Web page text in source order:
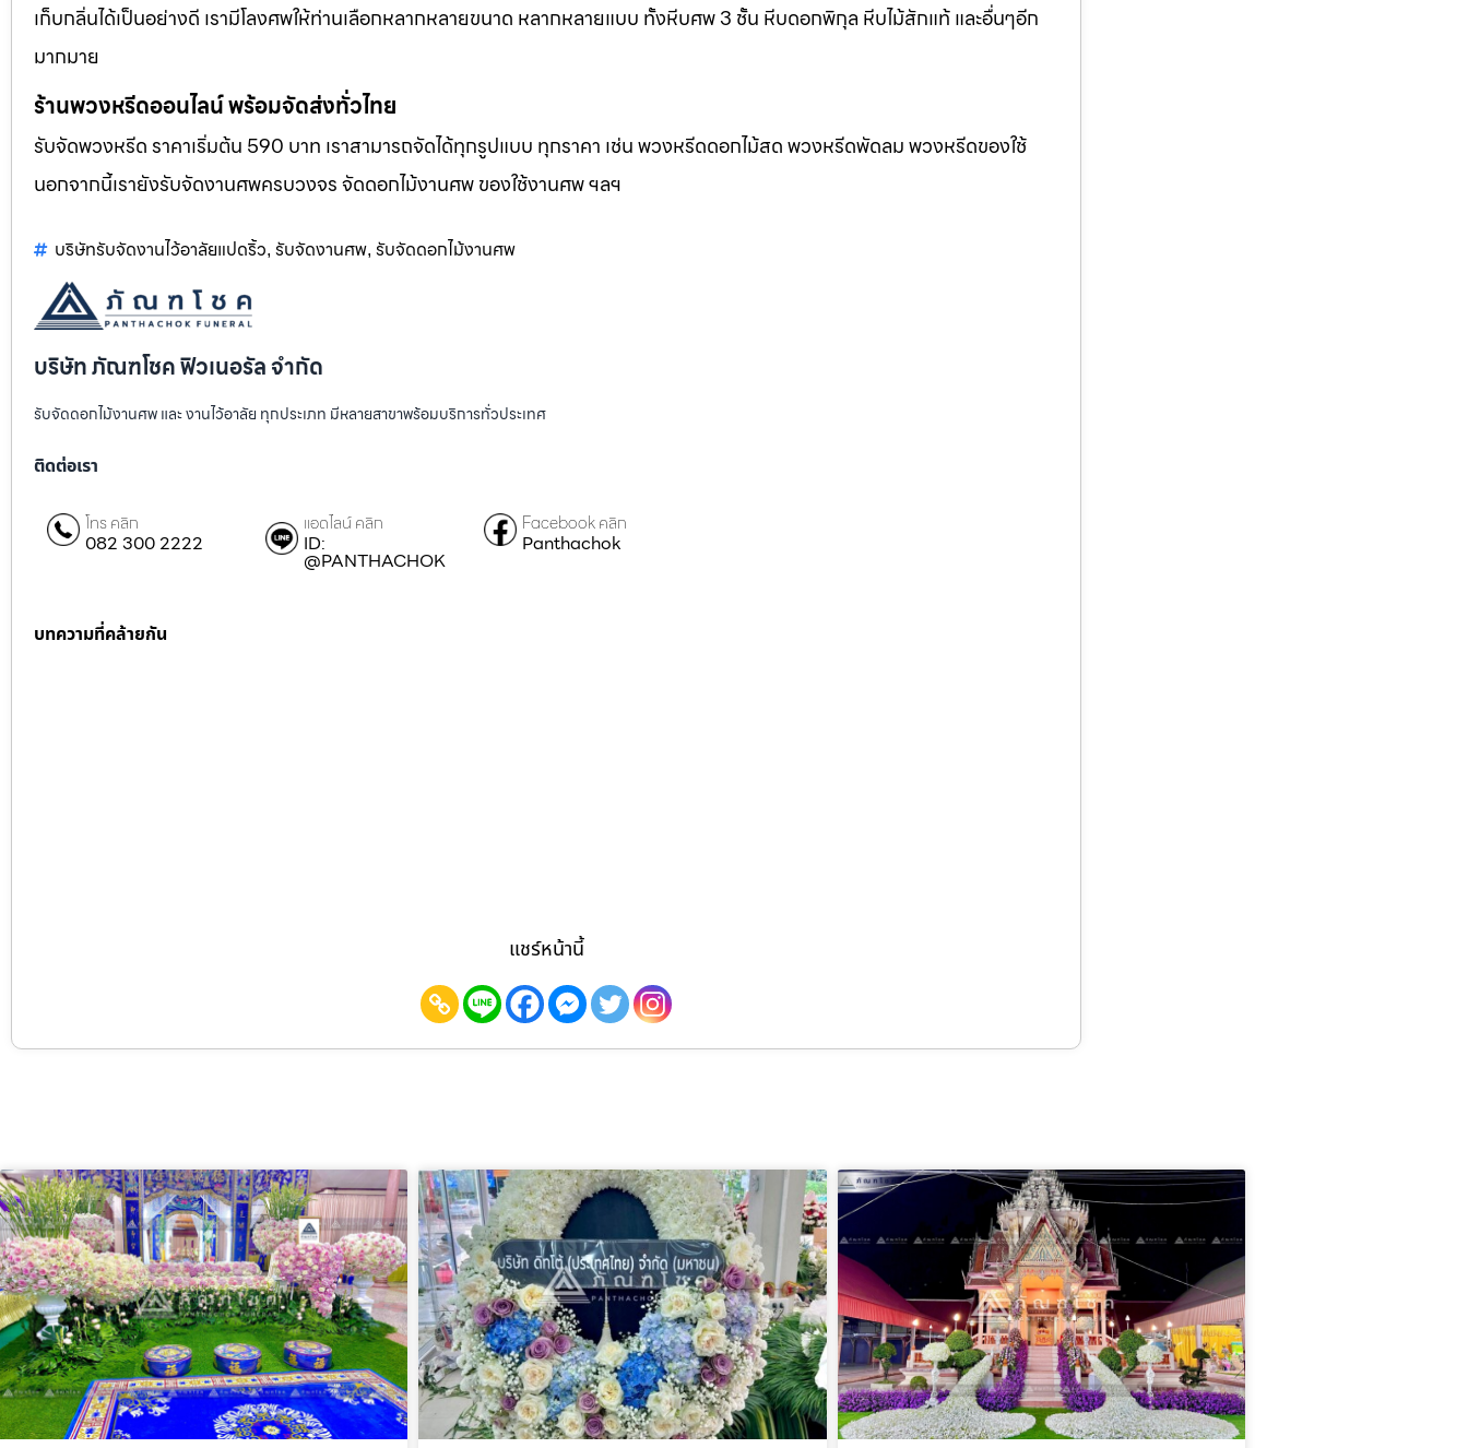
เก็บกลิ่นได้เป็นอย่างดี เรามีโลงศพให้ท่านเลือกหลากหลายขนาด หลากหลายแบบ ทั้งหีบศพ 3 ชั้น หีบดอกพิกุล หีบไม้สักแท้ และอื่นๆอีก
มากมาย
ร้านพวงหรีดออนไลน์ พร้อมจัดส่งทั่วไทย
รับจัดพวงหรีด ราคาเริ่มต้น 590 บาท เราสามารถจัดได้ทุกรูปแบบ ทุกราคา เช่น พวงหรีดดอกไม้สด พวงหรีดพัดลม พวงหรีดของใช้
นอกจากนี้เรายังรับจัดงานศพครบวงจร จัดดอกไม้งานศพ ของใช้งานศพ ฯลฯ
บริษัทรับจัดงานไว้อาลัยแปดริ้ว, รับจัดงานศพ, รับจัดดอกไม้งานศพ
บริษัท ภัณฑโชค ฟิวเนอรัล จำกัด
รับจัดดอกไม้งานศพ และ งานไว้อาลัย ทุกประเภท มีหลายสาขาพร้อมบริการทั่วประเทศ
ติดต่อเรา
โทร คลิก
082 300 2222
แอดไลน์ คลิก
ID:
@PANTHACHOK
Facebook คลิก
Panthachok
บทความที่คล้ายกัน
แชร์หน้านี้